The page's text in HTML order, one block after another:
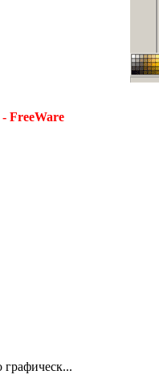
FreeWare
графическ...